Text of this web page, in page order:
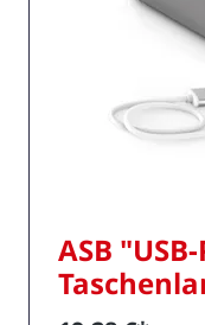
ASB